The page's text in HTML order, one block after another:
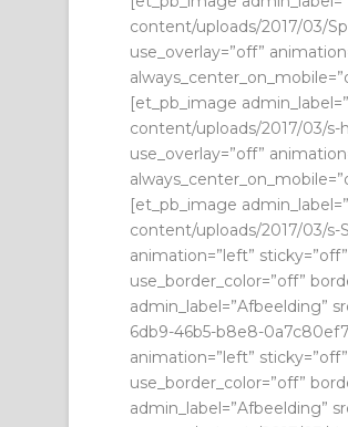
content/uploads/2017/03/
use_overlay=”off”
[et_pb_image
content/uploads/2017/03/s-
use_overlay=”off”
[et_pb_image
content/uploads/2017/03/s-
animation=”left”
use_border_color=”off”
admin_label=”Afbeelding”
6db9-46b5-b8e8-
animation=”left”
use_border_color=”off”
admin_label=”Afbeelding”